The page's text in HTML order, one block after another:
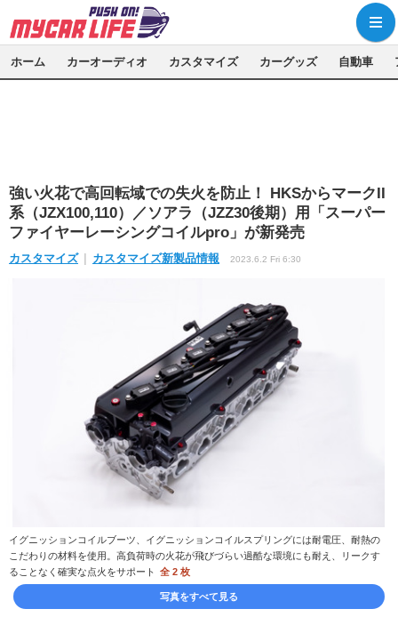
ホーム カーオーディオ カスタマイズ カーグッズ 自動車
強い火花で高回転域での失火を防止！ HKSからマークII
系（JZX100,110）／ソアラ（JZZ30後期）用「スーパー
ファイヤーレーシングコイルpro」が新発売
カスタマイズ カスタマイズ新製品情報 2023.6.2 Fri 6:30
イグニッションコイルブーツ、イグニッションコイルスプリングには耐電圧、耐熱の
こだわりの材料を使用。高負荷時の火花が飛びづらい過酷な環境にも耐え、リークす
ることなく確実な点火をサポート 全 2 枚
写真をすべて見る